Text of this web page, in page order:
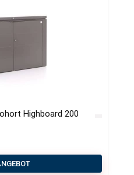
Highboard 200